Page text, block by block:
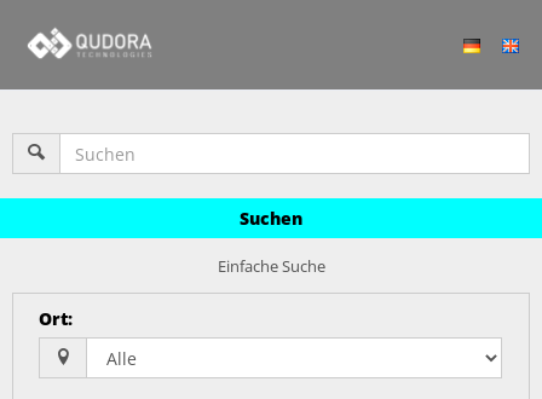
Suchen
Einfache Suche
Ort: